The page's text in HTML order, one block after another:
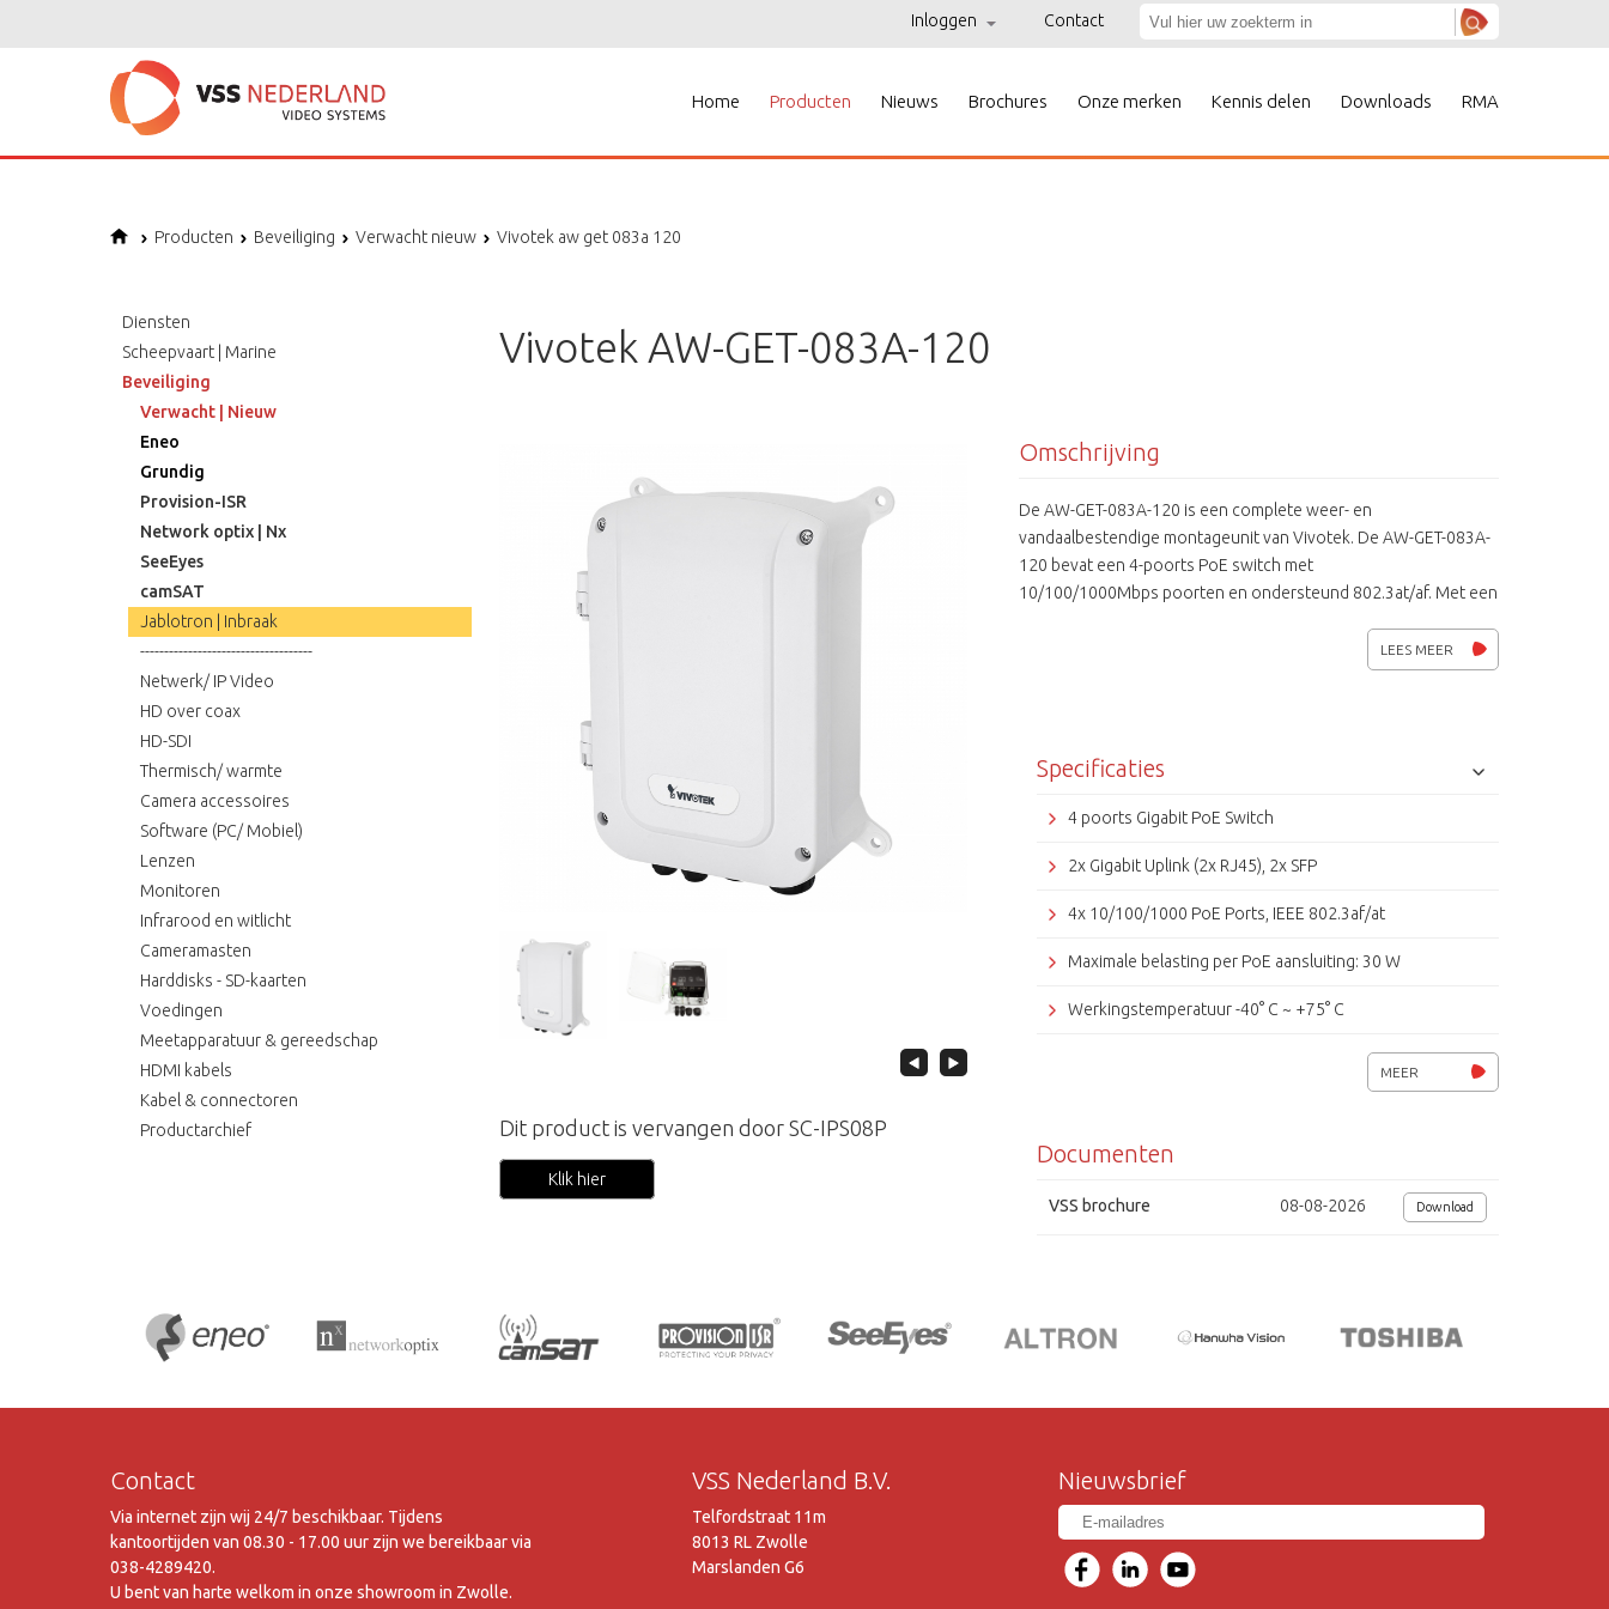
Inloggen Contact
Home Producten Nieuws Brochures Onze merken Kennis delen Downloads RMA
Producten Beveiliging Verwacht nieuw Vivotek aw get 083a 120
Diensten
Scheepvaart | Marine
Beveiliging
Verwacht | Nieuw
Eneo
Grundig
Provision-ISR
Network optix | Nx
SeeEyes
camSAT
Jablotron | Inbraak
------------------------------------
Netwerk/ IP Video
HD over coax
HD-SDI
Thermisch/ warmte
Camera accessoires
Software (PC/ Mobiel)
Lenzen
Monitoren
Infrarood en witlicht
Cameramasten
Harddisks - SD-kaarten
Voedingen
Meetapparatuur & gereedschap
HDMI kabels
Kabel & connectoren
Productarchief
Vivotek AW-GET-083A-120
Dit product is vervangen door SC-IPS08P
Klik hier
Omschrijving
De AW-GET-083A-120 is een complete weer- en
vandaalbestendige montageunit van Vivotek. De AW-GET-083A-
120 bevat een 4-poorts PoE switch met
10/100/1000Mbps poorten en ondersteund 802.3at/af. Met een
voor gebruikers die IP-gebaseerde netwerk bewakingscamera's
willen inzetten. De switch is tevens uitgerust met 2 glasvezel
beveiliging voor zowel de PoE poorten als de netspanning.
LEES MEER
Specificaties
4 poorts Gigabit PoE Switch
2x Gigabit Uplink (2x RJ45), 2x SFP
4x 10/100/1000 PoE Ports, IEEE 802.3af/at
Maximale belasting per PoE aansluiting: 30 W
Werkingstemperatuur -40° C ~ +75° C
Vandaal- en weerbestendig klasse: IK10 - IP67
Afmetingen (bxhxd) 315.4 x 245.8 x 118 mm
Vivotek
MEER
Documenten
VSS brochure 08-08-2026 Download
Contact
Via internet zijn wij 24/7 beschikbaar. Tijdens
kantoortijden van 08.30 - 17.00 uur zijn we bereikbaar via
038-4289420.
U bent van harte welkom in onze showroom in Zwolle.
VSS Nederland B.V.
Telfordstraat 11m
8013 RL Zwolle
Marslanden G6
Nieuwsbrief